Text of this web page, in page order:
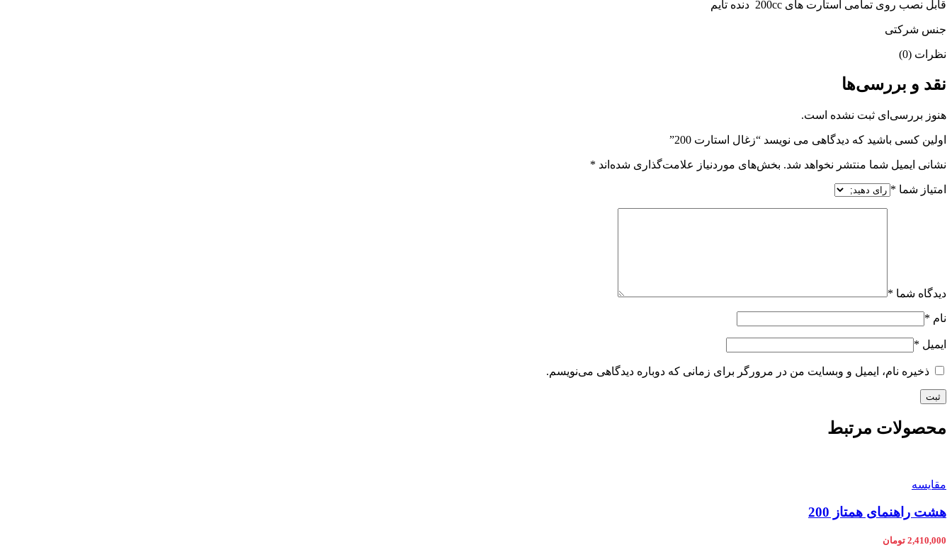
قابل نصب روی تمامی استارت های 200cc دنده تایم
جنس شرکتی
نظرات (0)
نقد و بررسی‌ها
هنوز بررسی‌ای ثبت نشده است.
اولین کسی باشید که دیدگاهی می نویسد “زغال استارت 200”
نشانی ایمیل شما منتشر نخواهد شد. بخش‌های موردنیاز علامت‌گذاری شده‌اند *
امتیاز شما *
دیدگاه شما *
نام *
ایمیل *
ذخیره نام، ایمیل و وبسایت من در مرورگر برای زمانی که دوباره دیدگاهی می‌نویسم.
محصولات مرتبط
مقایسه
هشت راهنمای همتاز 200
2,410,000 تومان